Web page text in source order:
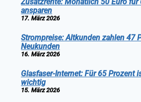
ansparen
17. März 2026
Strompreise: Altkunden zahlen 47
Neukunden
16. März 2026
Glasfaser-Internet: Für 65 Prozent
wichtig
15. März 2026